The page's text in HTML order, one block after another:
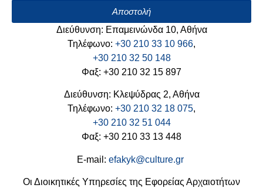
Αποστολή
Διεύθυνση: Επαμεινώνδα 10, Αθήνα
Τηλέφωνο: +30 210 33 10 966,
+30 210 32 50 148
Φαξ: +30 210 32 15 897
Διεύθυνση: Κλεψύδρας 2, Αθήνα
Τηλέφωνο: +30 210 32 18 075,
+30 210 32 51 044
Φαξ: +30 210 33 13 448
E-mail: efakyk@culture.gr
Οι Διοικητικές Υπηρεσίες της Εφορείας Αρχαιοτήτων